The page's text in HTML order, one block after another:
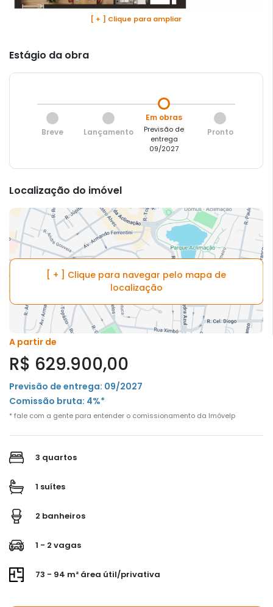
[ + ] Clique para ampliar
Estágio da obra
Breve Lançamento
Em obras
Previsão de
entrega
09/2027
Pronto
Localização do imóvel
[ + ] Clique para navegar pelo mapa de
localização
A partir de
R$ 629.900,00
Previsão de entrega: 09/2027
Comissão bruta: 4%*
* fale com a gente para entender o comissionamento da Imóvelp
3 quartos
1 suítes
2 banheiros
1 - 2 vagas
73 - 94 m² área útil/privativa